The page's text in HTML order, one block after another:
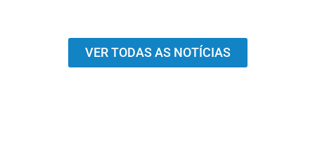
VER TODAS AS NOTÍCIAS